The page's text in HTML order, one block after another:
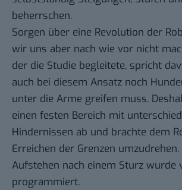
beherrschen.
Sorgen über eine Revolution der
wir uns aber nach wie vor nicht
der die Studie begleitete, spricht
auch bei diesem Ansatz noch
unter die Arme greifen muss.
einen festen Bereich mit
Hindernissen ab und brachte dem
Erreichen der Grenzen umzudrehen.
Aufstehen nach einem Sturz wurde
programmiert.